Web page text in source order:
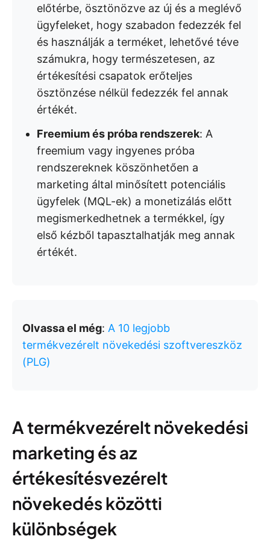
előtérbe, ösztönözve az új és a meglévő
ügyfeleket, hogy szabadon fedezzék fel
és használják a terméket, lehetővé téve
számukra, hogy természetesen, az
értékesítési csapatok erőteljes
ösztönzése nélkül fedezzék fel annak
értékét.
Freemium és próba rendszerek: A
freemium vagy ingyenes próba
rendszereknek köszönhetően a
marketing által minősített potenciális
ügyfelek (MQL-ek) a monetizálás előtt
megismerkedhetnek a termékkel, így
első kézből tapasztalhatják meg annak
értékét.
Olvassa el még: A 10 legjobb
termékvezérelt növekedési szoftvereszköz
(PLG)
A termékvezérelt növekedési
marketing és az
értékesítésvezérelt
növekedés közötti
különbségek